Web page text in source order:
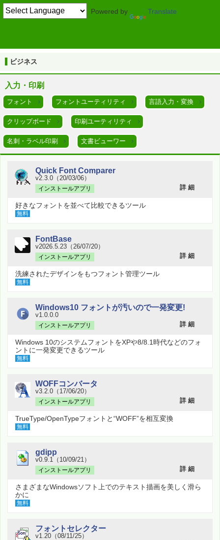
Powered by Translate
ビジネス
入力・印刷
フォント フォントユーティリティ 言語入力・変換
クリップボード 印刷ユーティリティ
名刺・ラベル印刷 文書ビューワー
Quick Font Comparer
v2.3.0（20/03/06）
インストールアプリ
詳 細
好きなフォントを並べて比較できるツール
無料
FontBase
v2026.5.23（26/07/20）
インストールアプリ
詳 細
洗練されたデザインをもつフォント管理ツール
無料
Windows10 フォントが汚いので一発変更!
v1.0.0.0
インストールアプリ
詳 細
Windows 10のシステムフォントをXPや8/8.1時代などのフォ
ントに一発変更できるツール
無料
WOFFコンバータ
v3.2.0（17/06/20）
インストールアプリ
詳 細
TrueType/OpenTypeフォントと“WOFF”を相互変換
無料
gdipp
v0.9.1（10/09/21）
インストールアプリ
詳 細
さまざまなWindowsソフト上でのテキスト描画を美しく滑ら
かに
無料
フォントセレクター
v1.20（08/11/25）